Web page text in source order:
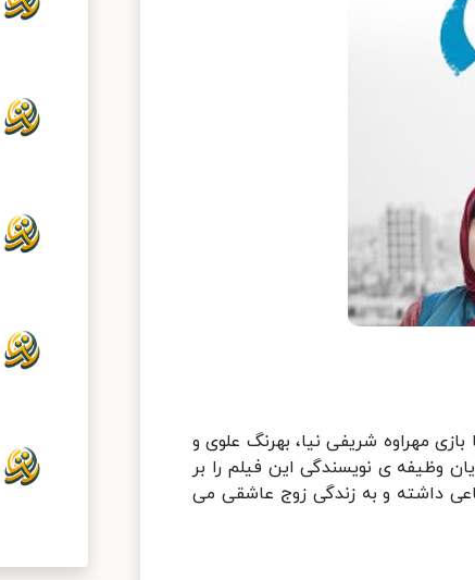
مهراوه شریفی نیا، بهرنگ علوی و
دادیان وظیفه ی نویسندگی این فیلم را بر
داشته و به زندگی زوج عاشقی می